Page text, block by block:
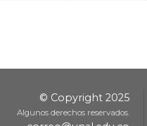
© Copyright 2025
Algunos derechos reservados.